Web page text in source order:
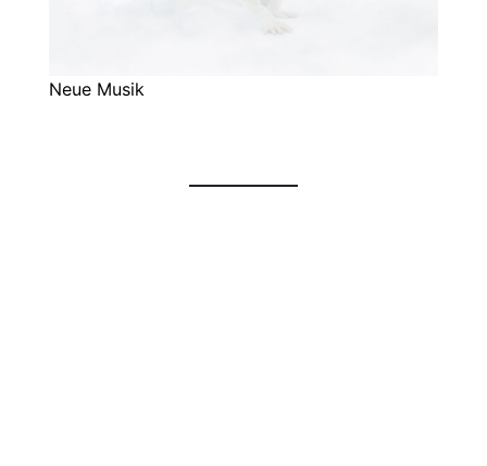
Neue Musik